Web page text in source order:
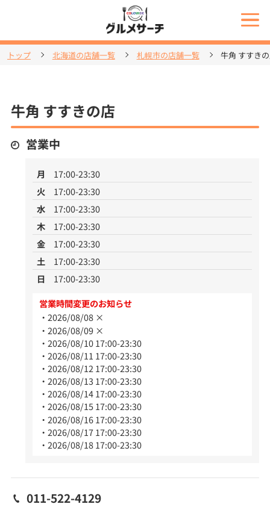
トップ 北海道の店舗一覧 札幌市の店舗一覧 牛角 すすき
牛角 すすきの店
営業中
月
17:00-23:30
火
17:00-23:30
水
17:00-23:30
木
17:00-23:30
金
17:00-23:30
土
17:00-23:30
日
17:00-23:30
営業時間変更のお知らせ
2026/08/08 ×
2026/08/09 ×
2026/08/10 17:00-23:30
2026/08/11 17:00-23:30
2026/08/12 17:00-23:30
2026/08/13 17:00-23:30
2026/08/14 17:00-23:30
2026/08/15 17:00-23:30
2026/08/16 17:00-23:30
2026/08/17 17:00-23:30
2026/08/18 17:00-23:30
011-522-4129